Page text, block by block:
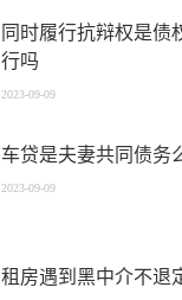
同时履行抗辩权是债
行吗
2023-09-09
车贷是夫妻共同债务
2023-09-09
租房遇到黑中介不退